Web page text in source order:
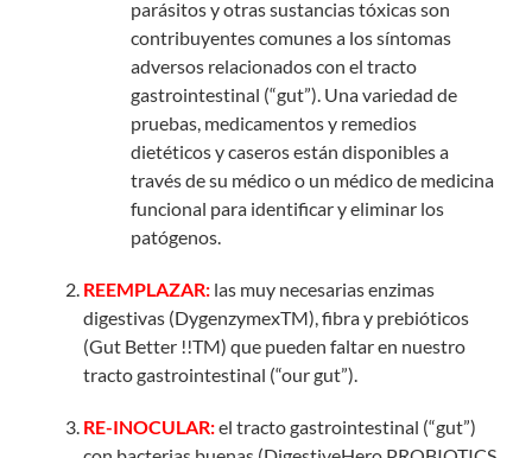
parásitos y otras sustancias tóxicas son
contribuyentes comunes a los síntomas
adversos relacionados con el tracto
gastrointestinal (“gut”). Una variedad de
pruebas, medicamentos y remedios
dietéticos y caseros están disponibles a
través de su médico o un médico de medicina
funcional para identificar y eliminar los
patógenos.
REEMPLAZAR: las muy necesarias enzimas
digestivas (DygenzymexTM), fibra y prebióticos
(Gut Better !!TM) que pueden faltar en nuestro
tracto gastrointestinal (“our gut”).
RE-INOCULAR:el tracto gastrointestinal (“gut”)